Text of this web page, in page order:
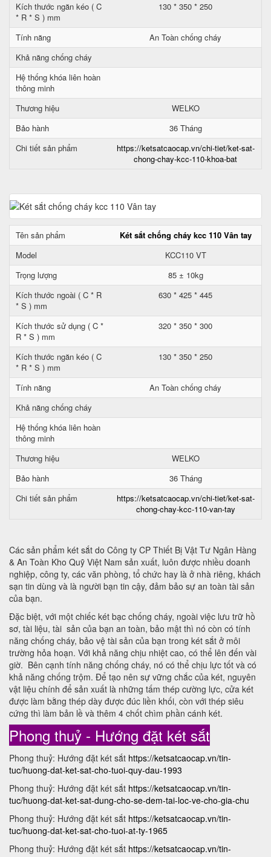
Kích thước ngăn kéo ( C
* R * S ) mm
130 * 350 * 250
Tính năng
An Toàn chống cháy
Khả năng chống cháy
Hệ thống khóa liên hoàn
thông minh
Thương hiệu
WELKO
Bảo hành
36 Tháng
Chi tiết sản phẩm
https://ketsatcaocap.vn/chi-tiet/ket-sat-
chong-chay-kcc-110-khoa-bat
Tên sản phẩm
Két sắt chống cháy kcc 110 Vân tay
Model
KCC110 VT
Trọng lượng
85 ± 10kg
Kích thước ngoài ( C * R
* S ) mm
630 * 425 * 445
Kích thước sử dụng ( C *
R * S ) mm
320 * 350 * 300
Kích thước ngăn kéo ( C
* R * S ) mm
130 * 350 * 250
Tính năng
An Toàn chống cháy
Khả năng chống cháy
Hệ thống khóa liên hoàn
thông minh
Thương hiệu
WELKO
Bảo hành
36 Tháng
Chi tiết sản phẩm
https://ketsatcaocap.vn/chi-tiet/ket-sat-
chong-chay-kcc-110-van-tay
Các sản phẩm két sắt do Công ty CP Thiết Bị Vật Tư Ngân Hàng
& An Toàn Kho Quỹ Việt Nam sản xuất, luôn được nhiều doanh
nghiệp, công ty, các văn phòng, tổ chức hay là ở nhà riêng, khách
sạn tin dùng và là người bạn tin cậy, đảm bảo sự an toàn tài sản
của bạn.
Đặc biệt, với một chiếc két bạc chống cháy, ngoài việc lưu trữ hồ
sơ, tài liệu, tài sản của bạn an toàn, bảo mật thì nó còn có tính
năng chống cháy, bảo vệ tài sản của bạn trong két sắt ở môi
trường hỏa hoạn. Với khả năng chịu nhiệt cao, có thể lên đến vài
giờ. Bên cạnh tính năng chống cháy, nó có thể chịu lực tốt và có
khả năng chống trộm. Để tạo nên sự vững chắc của két, nguyên
vật liệu chính để sản xuất là những tấm thép cường lực, cửa két
được làm bằng thép dày được đúc liền khối, còn với thép siêu
cứng thì làm bản lề và thêm 4 chốt chìm phần cánh két.
Phong thuỷ - Hướng đặt két sắt
Phong thuỷ: Hướng đặt két sắt https://ketsatcaocap.vn/tin-
tuc/huong-dat-ket-sat-cho-tuoi-quy-dau-1993
Phong thuỷ: Hướng đặt két sắt https://ketsatcaocap.vn/tin-
tuc/huong-dat-ket-sat-dung-cho-se-dem-tai-loc-ve-cho-gia-chu
Phong thuỷ: Hướng đặt két sắt https://ketsatcaocap.vn/tin-
tuc/huong-dat-ket-sat-cho-tuoi-at-ty-1965
Phong thuỷ: Hướng đặt két sắt https://ketsatcaocap.vn/tin-